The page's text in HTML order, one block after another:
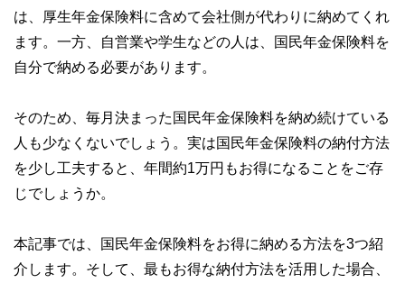
は、厚生年金保険料に含めて会社側が代わりに納めてくれ
ます。一方、自営業や学生などの人は、国民年金保険料を
自分で納める必要があります。
そのため、毎月決まった国民年金保険料を納め続けている
人も少なくないでしょう。実は国民年金保険料の納付方法
を少し工夫すると、年間約1万円もお得になることをご存
じでしょうか。
本記事では、国民年金保険料をお得に納める方法を3つ紹
介します。そして、最もお得な納付方法を活用した場合、